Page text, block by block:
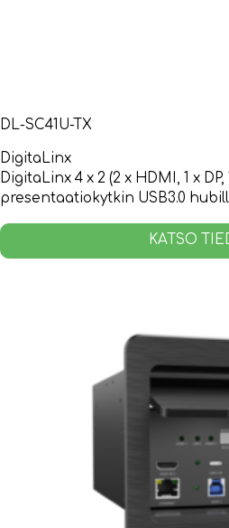
DL-SC41U-TX
DigitaLinx
DigitaLinx 4 x 2 (2 x HDMI, 1 x DP,
presentaatiokytkin USB3.0
KATSO